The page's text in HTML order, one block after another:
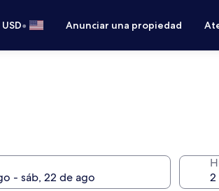
USD• Anunciar una propiedad